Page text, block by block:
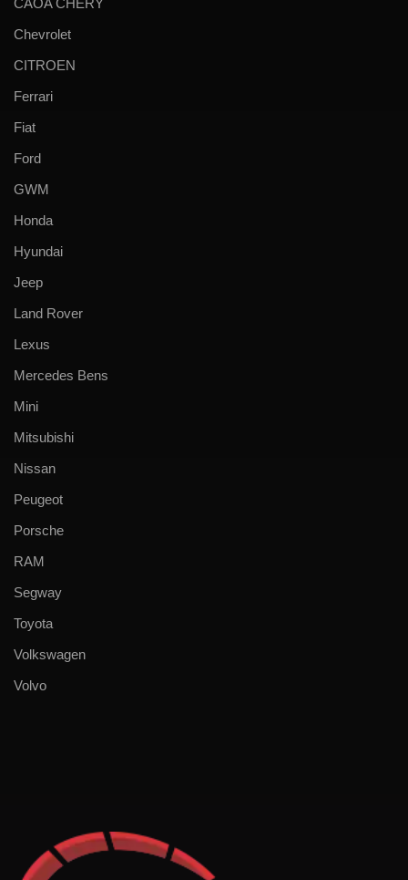
Chevrolet
CITROEN
Ferrari
Fiat
Ford
GWM
Honda
Hyundai
Jeep
Land Rover
Lexus
Mercedes Bens
Mini
Mitsubishi
Nissan
Peugeot
Porsche
RAM
Segway
Toyota
Volkswagen
Volvo